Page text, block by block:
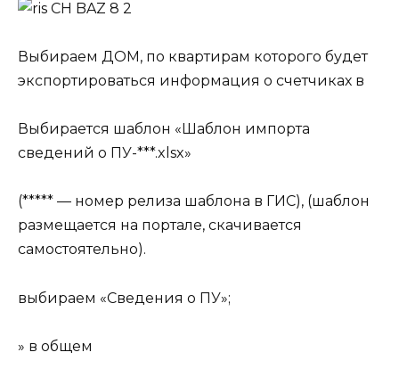
Выбираем ДОМ, по квартирам которого будет
экспортироваться информация о счетчиках в
Выбирается шаблон «Шаблон импорта
сведений о ПУ-***.xlsx»
(***** — номер релиза шаблона в ГИС), (шаблон
размещается на портале, скачивается
самостоятельно).
выбираем «Сведения о ПУ»;
» в общем